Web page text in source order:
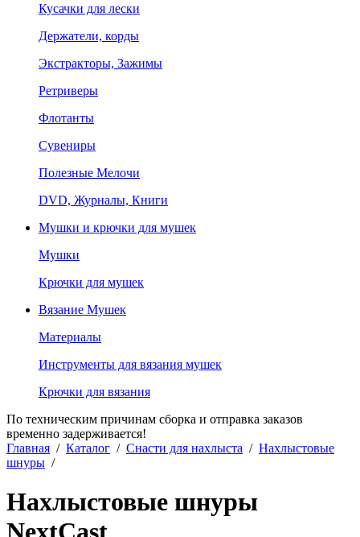
Кусачки для лески
Держатели, корды
Экстракторы, Зажимы
Ретриверы
Флотанты
Сувениры
Полезные Мелочи
DVD, Журналы, Книги
Мушки и крючки для мушек
Мушки
Крючки для мушек
Вязание Мушек
Материалы
Инструменты для вязания мушек
Крючки для вязания
По техническим причинам сборка и отправка заказов
временно задерживается!
Главная / Каталог / Снасти для нахлыста / Нахлыстовые
шнуры /
Нахлыстовые шнуры